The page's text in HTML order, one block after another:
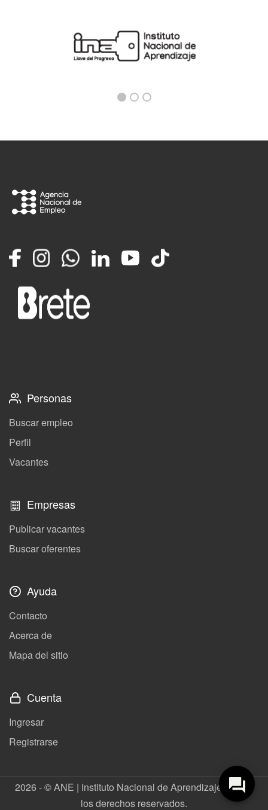
FacebookInstagramWhatsappLinkedInYouTube
TikTok
Personas
Buscar empleo
Perfil
Vacantes
Empresas
Publicar vacantes
Buscar oferentes
Ayuda
Contacto
Acerca de
Mapa del sitio
Cuenta
Ingresar
Registrarse
2026 - © ANE | Instituto Nacional de Aprendizaje. Todos
los derechos reservados.